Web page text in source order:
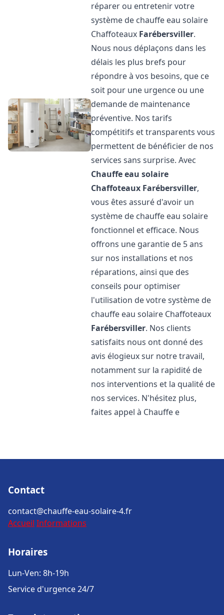
réparer ou entretenir votre
système de chauffe eau solaire
Chaffoteaux Farébersviller.
Nous nous déplaçons dans les
délais les plus brefs pour
répondre à vos besoins, que ce
soit pour une urgence ou une
demande de maintenance
préventive. Nos tarifs
compétitifs et transparents vous
permettent de bénéficier de nos
services sans surprise. Avec
Chauffe eau solaire
Chaffoteaux Farébersviller,
vous êtes assuré d'avoir un
système de chauffe eau solaire
fonctionnel et efficace. Nous
offrons une garantie de 5 ans
sur nos installations et nos
réparations, ainsi que des
conseils pour optimiser
l'utilisation de votre système de
chauffe eau solaire Chaffoteaux
Farébersviller. Nos clients
satisfaits nous ont donné des
avis élogieux sur notre travail,
notamment sur la rapidité de
nos interventions et la qualité de
nos services. N'hésitez plus,
faites appel à Chauffe e
Contact
contact@chauffe-eau-solaire-4.fr
Accueil Informations
Horaires
Lun-Ven: 8h-19h
Service d'urgence 24/7